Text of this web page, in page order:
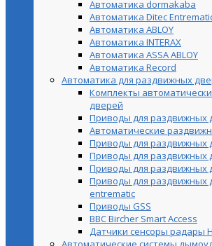
Автоматика dormakaba
Автоматика Ditec
Автоматика ABLOY
Автоматика INTERAX
Автоматика ASSA ABLOY
Автоматика Record
Автоматика для раздвижных
Комплекты
дверей
Приводы для раздвижных
Автоматические
Приводы для раздвижных
Приводы для раздвижных
Приводы для раздвижных
Приводы для раздвижных
entrematic
Приводы GSS
BBC Bircher Smart Access
Датчики сенсоры радары